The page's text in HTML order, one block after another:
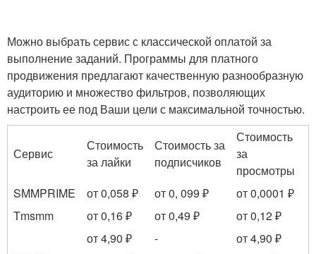
Можно выбрать сервис с классической оплатой за
выполнение заданий. Программы для платного
продвижения предлагают качественную разнообразную
аудиторию и множество фильтров, позволяющих
настроить ее под Ваши цели с максимальной точностью.
Сервис
Стоимость
за лайки
Стоимость за
подписчиков
Стоимость
за
просмотры
SMMPRIME
от 0,058 ₽ от 0, 099 ₽
от 0,0001 ₽
Tmsmm
от 0,16 ₽ от 0,49 ₽
от 0,12 ₽
от 4,90 ₽
-
от 4,90 ₽